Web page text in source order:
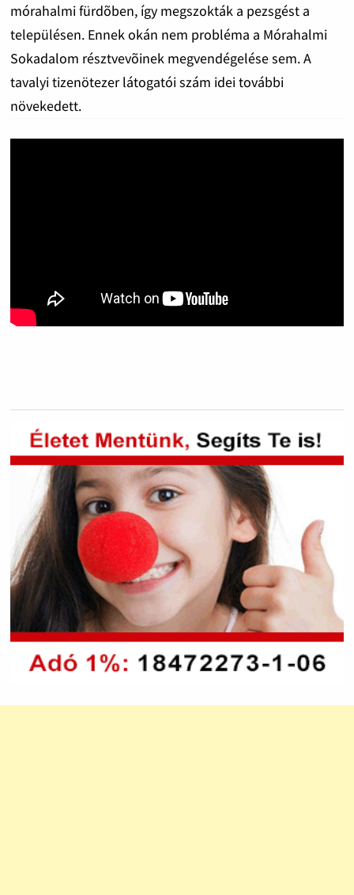
mórahalmi fürdõben, így megszokták a pezsgést a
településen. Ennek okán nem probléma a Mórahalmi
Sokadalom résztvevõinek megvendégelése sem. A
tavalyi tizenötezer látogatói szám idei további
növekedett.